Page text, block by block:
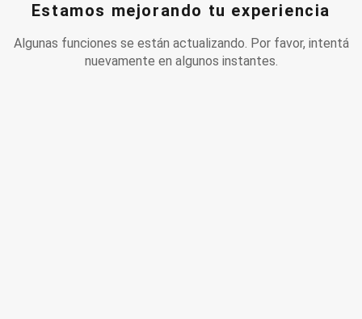
Estamos mejorando tu experiencia
Algunas funciones se están actualizando. Por favor, intentá
nuevamente en algunos instantes.